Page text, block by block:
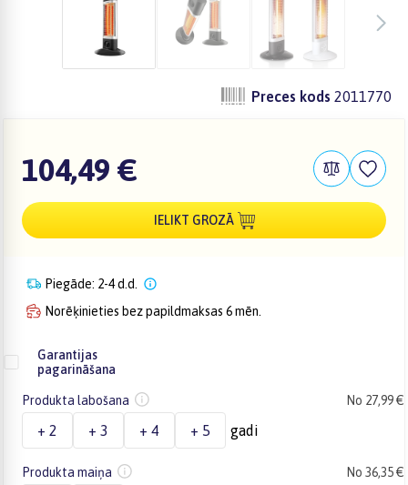
Preces kods 2011770
104,49 €
IELIKT GROZĀ
Piegāde: 2-4 d.d.
Norēķinieties bez papildmaksas 6 mēn.
Garantijas
pagarināšana
Produkta labošana No 27,99 €
+ 2 + 3 + 4 + 5 gadi
Produkta maiņa No 36,35 €